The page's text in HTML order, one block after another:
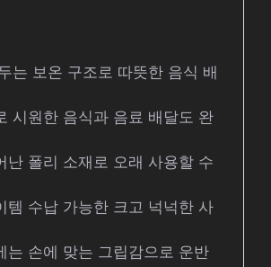
는 보온 구조로 따뜻한 음식 배
시원한 음식과 음료 배달도 완
난 폴리 소재로 오래 사용할 수
템 수납 가능한 크고 넉넉한 사
는 손에 맞는 그립감으로 운반